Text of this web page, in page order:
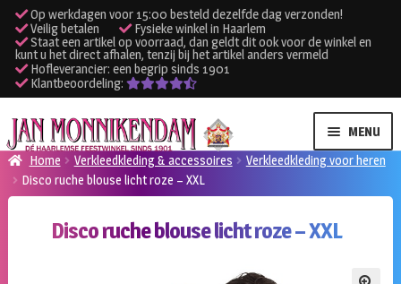
Op werkdagen voor 15:00 besteld dezelfde dag verzonden!
Veilig betalen
Fysieke winkel in Haarlem
Staat een artikel op voorraad, dan geldt dit ook voor de winkel en
kunt u het direct afhalen, tenzij bij het artikel anders vermeld
Hofleverancier: een begrip sinds 1901
Klantbeoordeling:
Ga
door
naar
navigatie
Ga
naar
de
inhoud
MENU
Verhuur kleding
Verhuur apparatuur
Home Verkleedkleding & accessoires
Verkleedkleding voor heren
Disco ruche blouse licht roze – XXL
Disco ruche blouse licht roze – XXL